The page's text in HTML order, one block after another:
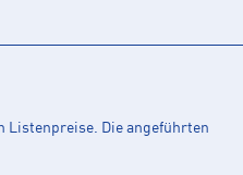
Listenpreise. Die angeführten